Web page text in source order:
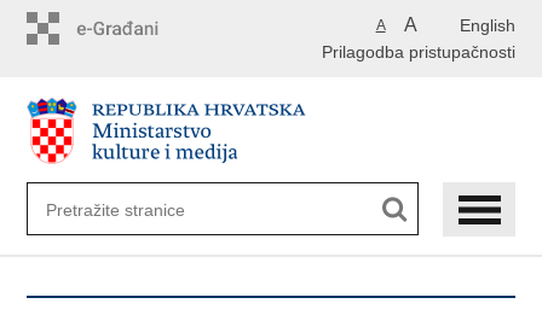
English
A A
Prilagodba pristupačnosti